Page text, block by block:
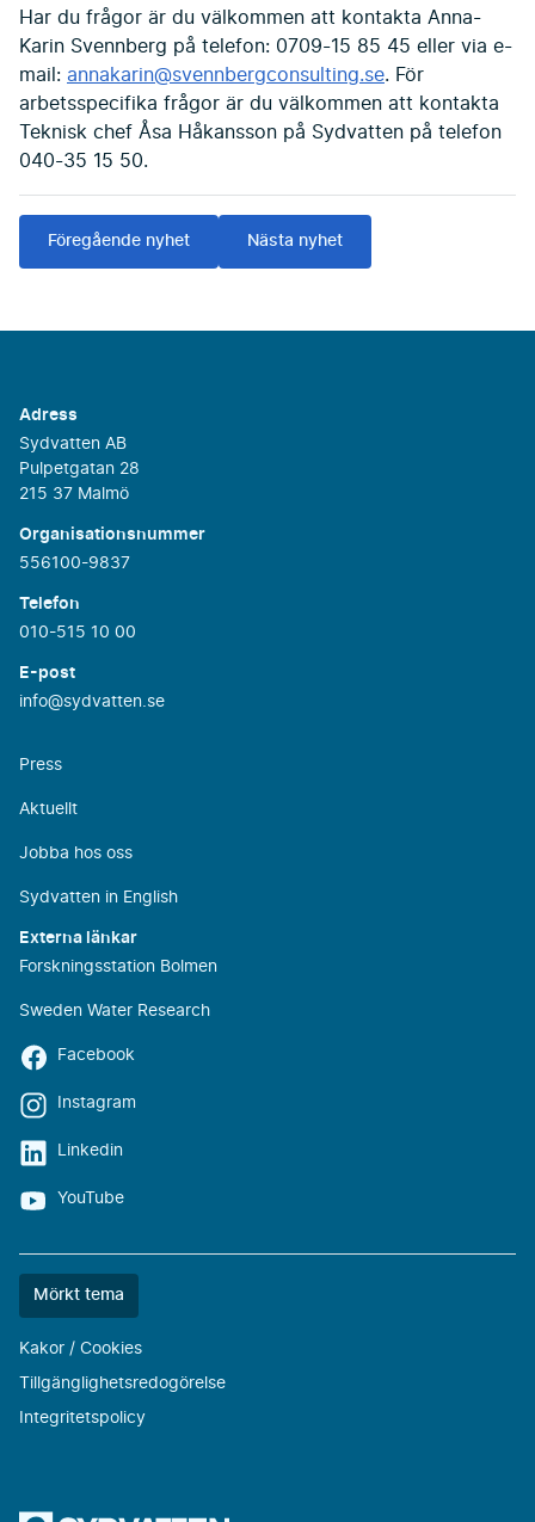
Har du frågor är du välkommen att kontakta Anna-
Karin Svennberg på telefon: 0709-15 85 45 eller via e-
mail: annakarin@svennbergconsulting.se. För
arbetsspecifika frågor är du välkommen att kontakta
Teknisk chef Åsa Håkansson på Sydvatten på telefon
040-35 15 50.
Föregående nyhet Nästa nyhet
Adress
Sydvatten AB
Pulpetgatan 28
215 37 Malmö
Organisationsnummer
556100-9837
Telefon
010-515 10 00
E-post
info@sydvatten.se
Press
Aktuellt
Jobba hos oss
Sydvatten in English
Externa länkar
Forskningsstation Bolmen
Sweden Water Research
Facebook
Instagram
Linkedin
YouTube
Färgtemat
Mörkt tema
Kakor / Cookies
Tillgänglighetsredogörelse
Integritetspolicy